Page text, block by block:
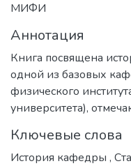
МИФИ
Аннотация
Книга посвящена
одной из базовых
физического
университета),
Ключевые слова
История кафедры ,